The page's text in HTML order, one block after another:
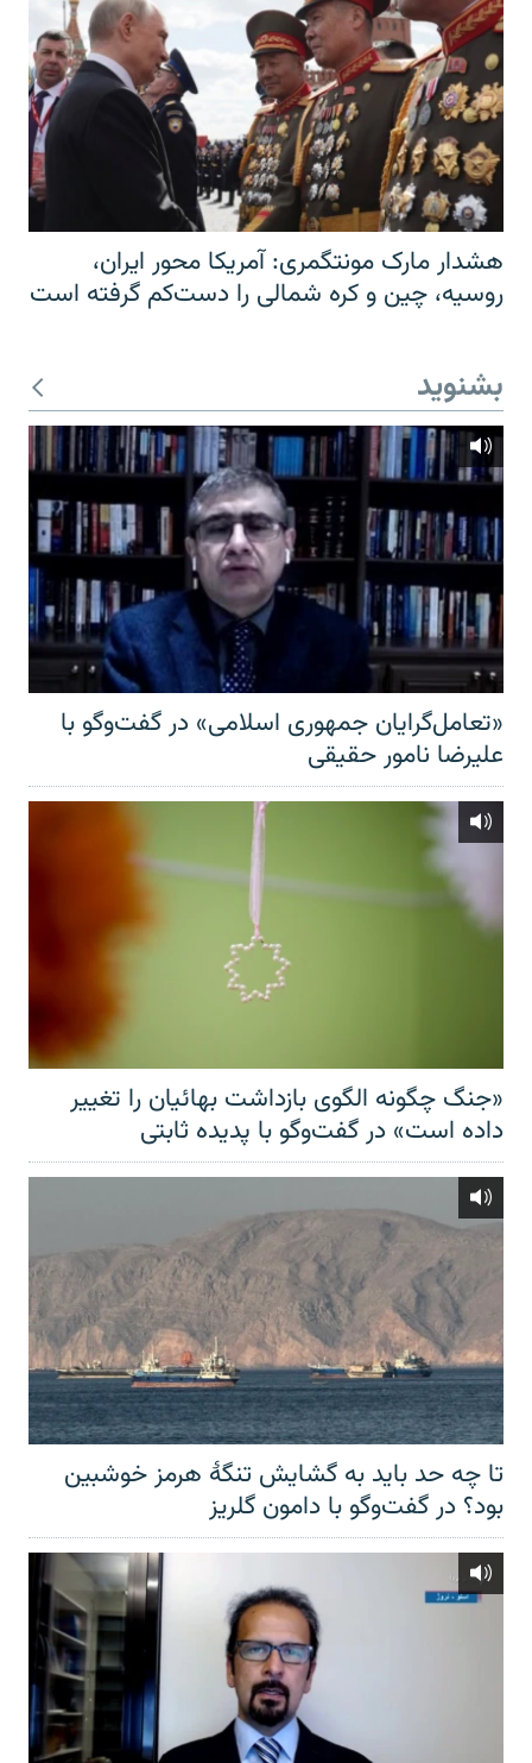
هشدار مارک مونتگمری: آمریکا محور ایران،
روسیه، چین و کره شمالی را دست‌کم گرفته است
بشنوید
«تعامل‌گرایان جمهوری اسلامی» در گفت‌وگو با
علیرضا نامور حقیقی
«جنگ چگونه الگوی بازداشت بهائیان را تغییر
داده است» در گفت‌وگو با پدیده ثابتی
تا چه حد باید به گشایش تنگهٔ هرمز خوشبین
بود؟ در گفت‌وگو با دامون گلریز